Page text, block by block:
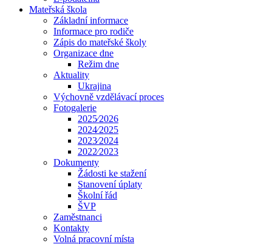
Mateřská škola
Základní informace
Informace pro rodiče
Zápis do mateřské školy
Organizace dne
Režim dne
Aktuality
Ukrajina
Výchovně vzdělávací proces
Fotogalerie
2025⁄2026
2024⁄2025
2023⁄2024
2022⁄2023
Dokumenty
Žádosti ke stažení
Stanovení úplaty
Školní řád
ŠVP
Zaměstnanci
Kontakty
Volná pracovní místa